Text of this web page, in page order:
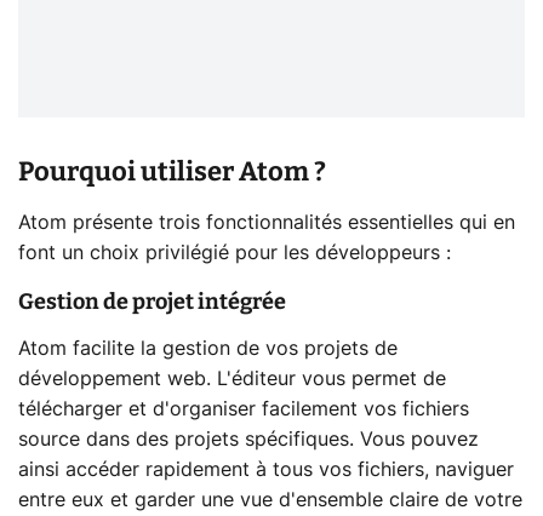
Pourquoi utiliser Atom ?
Atom présente trois fonctionnalités essentielles qui en
font un choix privilégié pour les développeurs :
Gestion de projet intégrée
Atom facilite la gestion de vos projets de
développement web. L'éditeur vous permet de
télécharger et d'organiser facilement vos fichiers
source dans des projets spécifiques. Vous pouvez
ainsi accéder rapidement à tous vos fichiers, naviguer
entre eux et garder une vue d'ensemble claire de votre